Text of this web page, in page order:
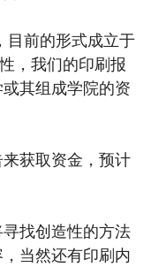
目前的形式成立于
，我们的印刷报
其组成学院的资
获取资金，预计
找创造性的方法
当然还有印刷内